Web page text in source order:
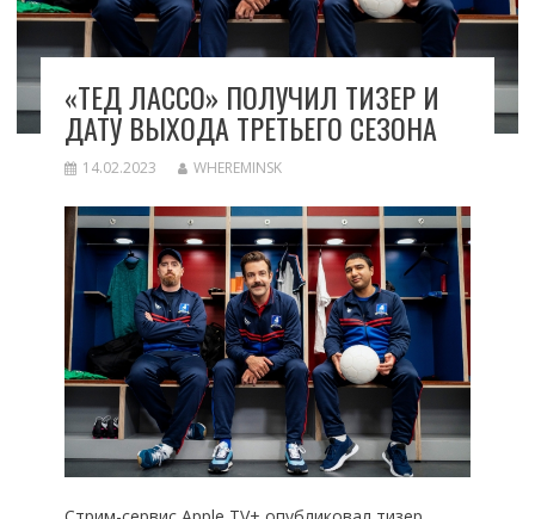
«ТЕД ЛАССО» ПОЛУЧИЛ ТИЗЕР И
ДАТУ ВЫХОДА ТРЕТЬЕГО СЕЗОНА
14.02.2023 WHEREMINSK